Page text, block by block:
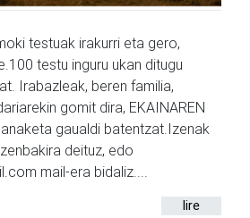
testuak irakurri eta gero,
testu inguru ukan ditugu
Irabazleak, beren familia,
gomit dira, EKAINAREN
gaualdi batentzat.Izenak
deituz, edo
mail-era bidaliz....
lire